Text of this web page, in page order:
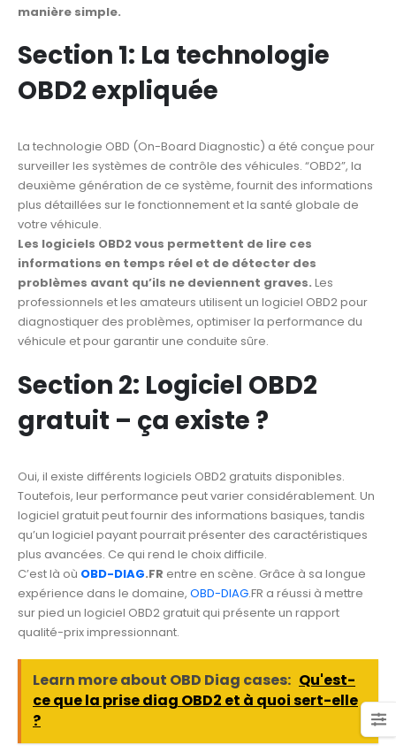
manière simple.
Section 1: La technologie
OBD2 expliquée
La technologie OBD (On-Board Diagnostic) a été conçue pour
surveiller les systèmes de contrôle des véhicules. “OBD2”, la
deuxième génération de ce système, fournit des informations
plus détaillées sur le fonctionnement et la santé globale de
votre véhicule.
Les logiciels OBD2 vous permettent de lire ces
informations en temps réel et de détecter des
problèmes avant qu’ils ne deviennent graves. Les
professionnels et les amateurs utilisent un logiciel OBD2 pour
diagnostiquer des problèmes, optimiser la performance du
véhicule et pour garantir une conduite sûre.
Section 2: Logiciel OBD2
gratuit – ça existe ?
Oui, il existe différents logiciels OBD2 gratuits disponibles.
Toutefois, leur performance peut varier considérablement. Un
logiciel gratuit peut fournir des informations basiques, tandis
qu’un logiciel payant pourrait présenter des caractéristiques
plus avancées. Ce qui rend le choix difficile.
C’est là où OBD-DIAG.FR entre en scène. Grâce à sa longue
expérience dans le domaine, OBD-DIAG.FR a réussi à mettre
sur pied un logiciel OBD2 gratuit qui présente un rapport
qualité-prix impressionnant.
Learn more about OBD Diag cases: Qu'est-
ce que la prise diag OBD2 et à quoi sert-elle
?